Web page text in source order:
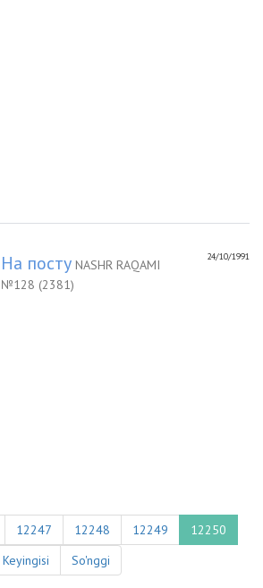
24/10/1991
На посту NASHR RAQAMI
№128 (2381)
12247 12248 12249
12250
Keyingisi So'nggi